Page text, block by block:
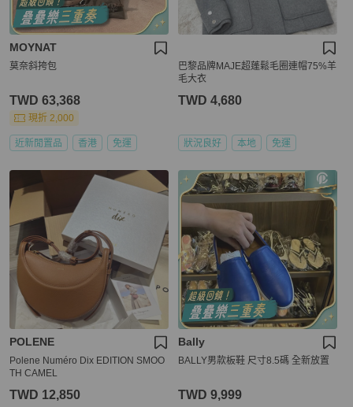
MOYNAT
莫奈斜挎包
TWD 63,368
現折 2,000
近新閒置品 香港 免運
巴黎品牌MAJE超蓬鬆毛圈連帽75%羊
毛大衣
TWD 4,680
狀況良好 本地 免運
POLENE
Polene Numéro Dix EDITION SMOO
TH CAMEL
TWD 12,850
Bally
BALLY男款板鞋 尺寸8.5碼 全新放置
TWD 9,999